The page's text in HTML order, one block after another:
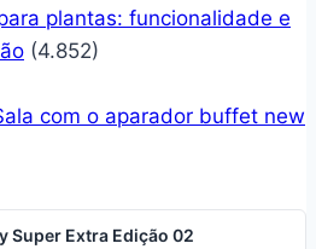
plantas: funcionalidade e
(4.852)
com o aparador buffet new
Super Extra Edição 02